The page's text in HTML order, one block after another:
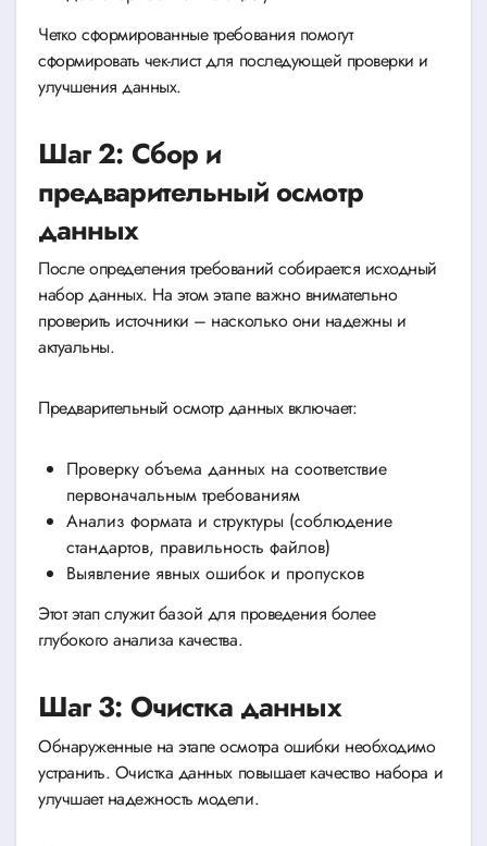
Четко сформированные требования помогут
сформировать чек-лист для последующей проверки и
улучшения данных.
Шаг 2: Сбор и
предварительный осмотр
данных
После определения требований собирается исходный
набор данных. На этом этапе важно внимательно
проверить источники – насколько они надежны и
актуальны.
Предварительный осмотр данных включает:
Проверку объема данных на соответствие
первоначальным требованиям
Анализ формата и структуры (соблюдение
стандартов, правильность файлов)
Выявление явных ошибок и пропусков
Этот этап служит базой для проведения более
глубокого анализа качества.
Шаг 3: Очистка данных
Обнаруженные на этапе осмотра ошибки необходимо
устранить. Очистка данных повышает качество набора и
улучшает надежность модели.